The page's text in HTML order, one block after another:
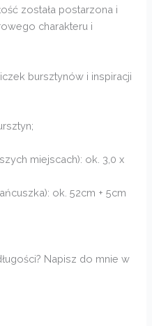
została postarzona i
charakteru i
bursztynów i inspiracji
miejscach): ok. 3,0 x
ok. 52cm + 5cm
Napisz do mnie w